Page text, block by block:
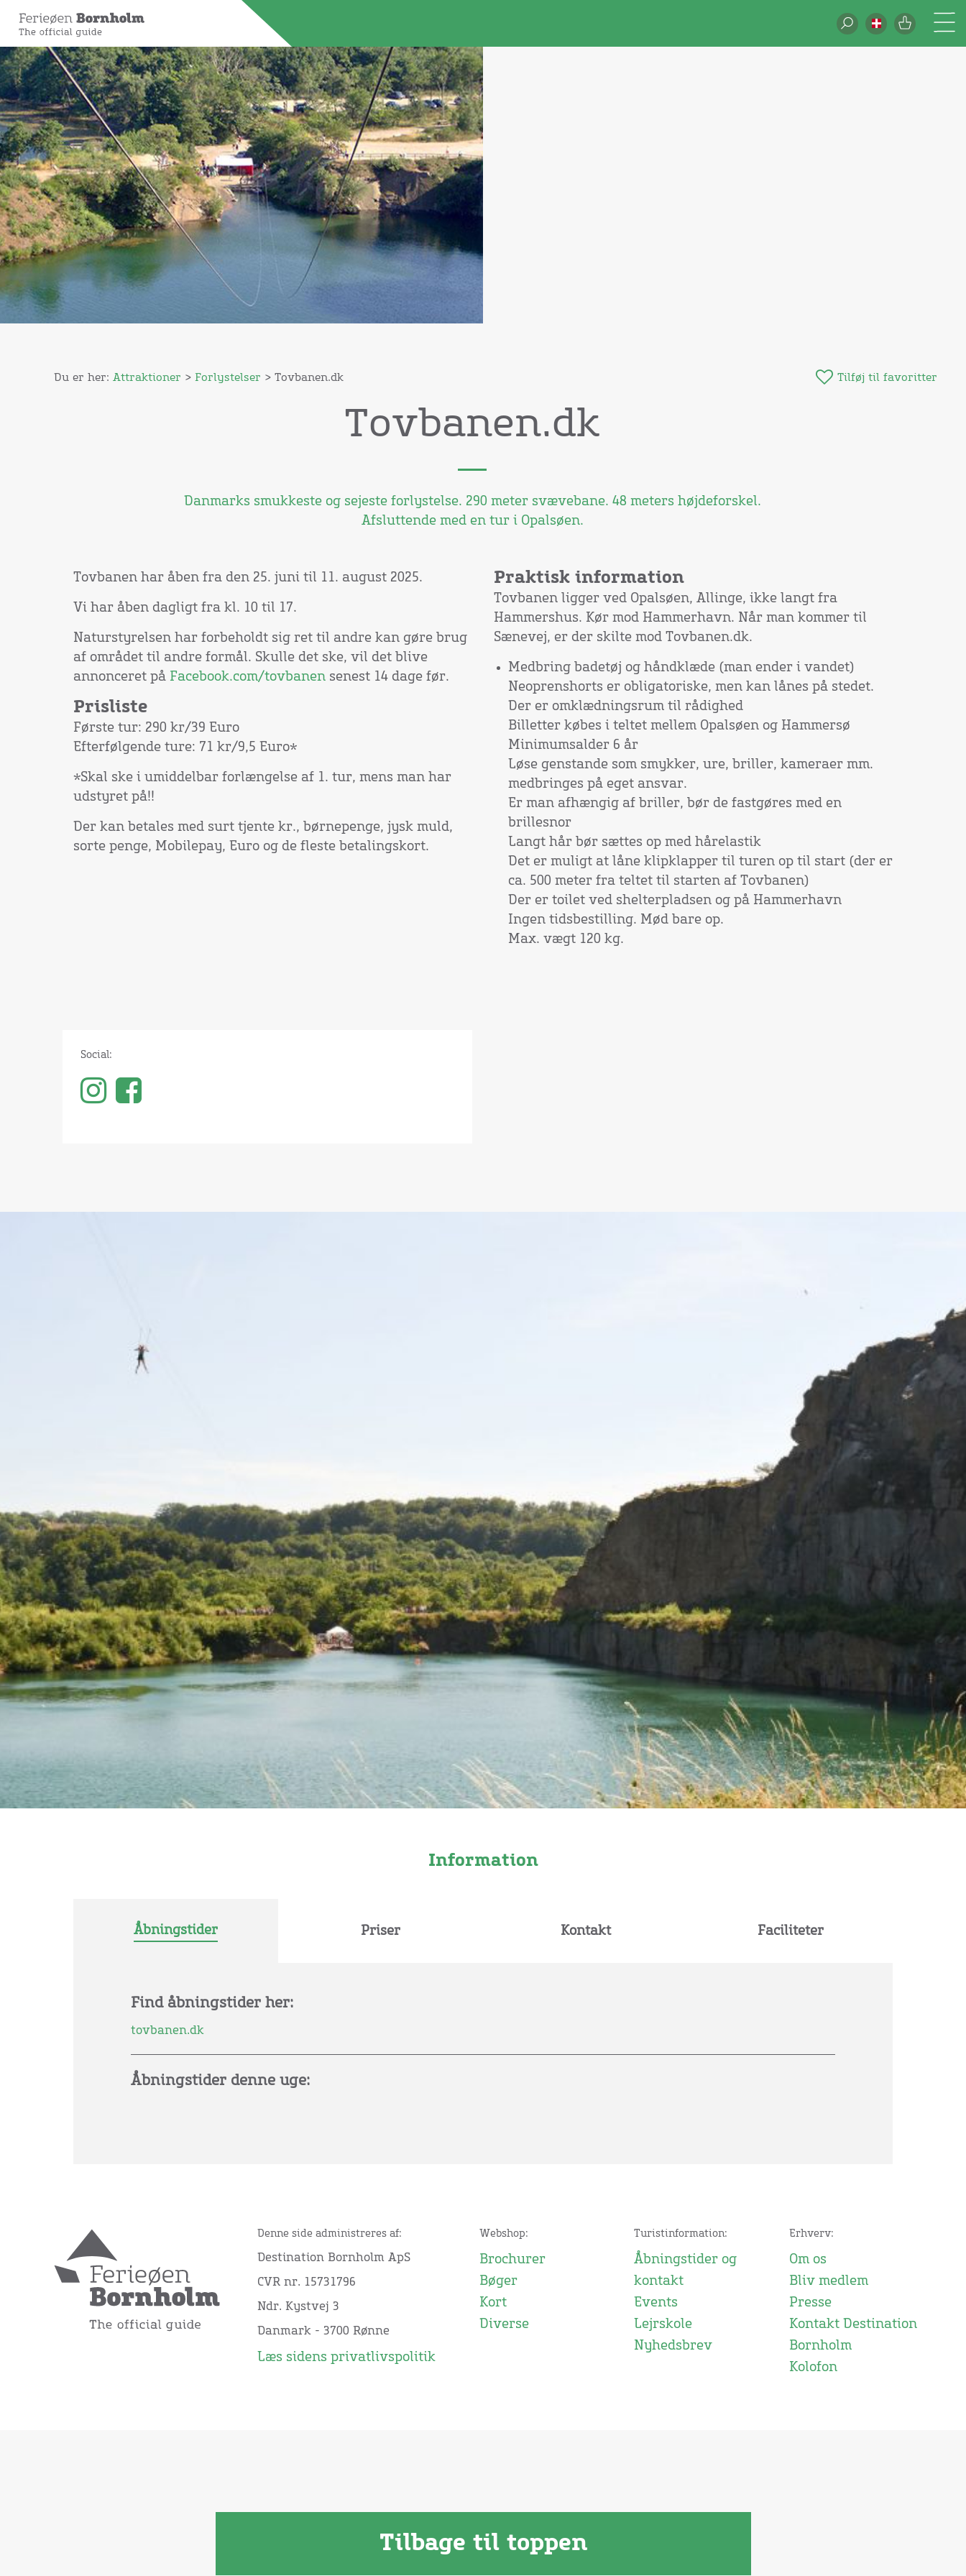
Du er her: Attraktioner > Forlystelser > Tovbanen.dk Tilføj til favoritter
Tovbanen.dk
Danmarks smukkeste og sejeste forlystelse. 290 meter svævebane. 48 meters højdeforskel.
Afsluttende med en tur i Opalsøen.
Tovbanen har åben fra den 25. juni til 11. august 2025.
Vi har åben dagligt fra kl. 10 til 17.
Naturstyrelsen har forbeholdt sig ret til andre kan gøre brug
af området til andre formål. Skulle det ske, vil det blive
annonceret på Facebook.com/tovbanen senest 14 dage før.
Prisliste
Første tur: 290 kr/39 Euro
Efterfølgende ture: 71 kr/9,5 Euro*
*Skal ske i umiddelbar forlængelse af 1. tur, mens man har
udstyret på!!
Der kan betales med surt tjente kr., børnepenge, jysk muld,
sorte penge, Mobilepay, Euro og de fleste betalingskort.
Praktisk information
Tovbanen ligger ved Opalsøen, Allinge, ikke langt fra
Hammershus. Kør mod Hammerhavn. Når man kommer til
Sænevej, er der skilte mod Tovbanen.dk.
Medbring badetøj og håndklæde (man ender i vandet)
Neoprenshorts er obligatoriske, men kan lånes på stedet.
Der er omklædningsrum til rådighed
Billetter købes i teltet mellem Opalsøen og Hammersø
Minimumsalder 6 år
Løse genstande som smykker, ure, briller, kameraer mm.
medbringes på eget ansvar.
Er man afhængig af briller, bør de fastgøres med en
brillesnor
Langt hår bør sættes op med hårelastik
Det er muligt at låne klipklapper til turen op til start (der er
ca. 500 meter fra teltet til starten af Tovbanen)
Der er toilet ved shelterpladsen og på Hammerhavn
Ingen tidsbestilling. Mød bare op.
Max. vægt 120 kg.
Social:
Information
Åbningstider Priser Kontakt Faciliteter
Find åbningstider her:
tovbanen.dk
Åbningstider denne uge:
Denne side administreres af:
Destination Bornholm ApS
CVR nr. 15731796
Ndr. Kystvej 3
Danmark - 3700 Rønne
Læs sidens privatlivspolitik
Webshop:
Brochurer
Bøger
Kort
Diverse
Turistinformation:
Åbningstider og
kontakt
Events
Lejrskole
Nyhedsbrev
Erhverv:
Om os
Bliv medlem
Presse
Kontakt Destination
Bornholm
Kolofon
Tilbage til toppen